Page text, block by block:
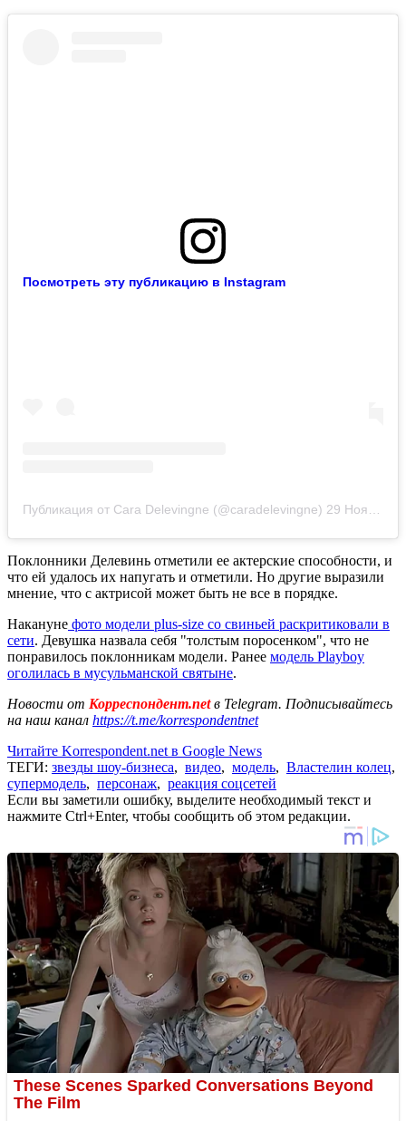
Посмотреть эту публикацию в Instagram
Публикация от Cara Delevingne (@caradelevingne) 29 Ноя 2018 в 11:38 PST
Поклонники Делевинь отметили ее актерские способности, и
что ей удалось их напугать и отметили. Но другие выразили
мнение, что с актрисой может быть не все в порядке.
Накануне фото модели plus-size со свиньей раскритиковали в
сети. Девушка назвала себя "толстым поросенком", что не
понравилось поклонникам модели. Ранее модель Playboy
оголилась в мусульманской святыне.
Новости от Корреспондент.netв Telegram. Подписывайтесь
на наш канал https://t.me/korrespondentnet
Читайте Korrespondent.net в Google News
ТЕГИ: звезды шоу-бизнеса, видео, модель, Властелин колец,
супермодель, персонаж, реакция соцсетей
Если вы заметили ошибку, выделите необходимый текст и
нажмите Ctrl+Enter, чтобы сообщить об этом редакции.